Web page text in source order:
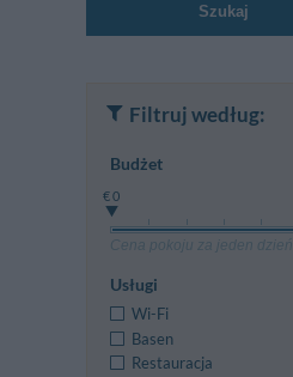
Szukaj
Filtruj według:
Budżet
€ 0
Cena pokoju za jeden dzień
Usługi
Wi-Fi
Basen
Restauracja